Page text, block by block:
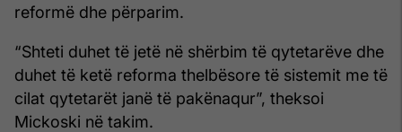
reformë dhe përparim.
“Shteti duhet të jetë në shërbim të qytetarëve dhe
duhet të ketë reforma thelbësore të sistemit me të
cilat qytetarët janë të pakënaqur”, theksoi
Mickoski në takim.